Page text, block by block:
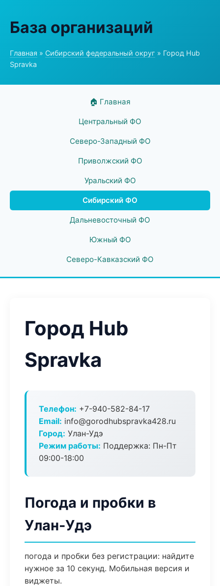
База организаций
Главная » Сибирский федеральный округ » Город Hub
Spravka
🏠 Главная
Центральный ФО
Северо-Западный ФО
Приволжский ФО
Уральский ФО
Сибирский ФО
Дальневосточный ФО
Южный ФО
Северо-Кавказский ФО
Город Hub
Spravka
Телефон: +7-940-582-84-17
Email: info@gorodhubspravka428.ru
Город: Улан-Удэ
Режим работы: Поддержка: Пн-Пт
09:00-18:00
Погода и пробки в
Улан-Удэ
погода и пробки без регистрации: найдите
нужное за 10 секунд. Мобильная версия и
виджеты.